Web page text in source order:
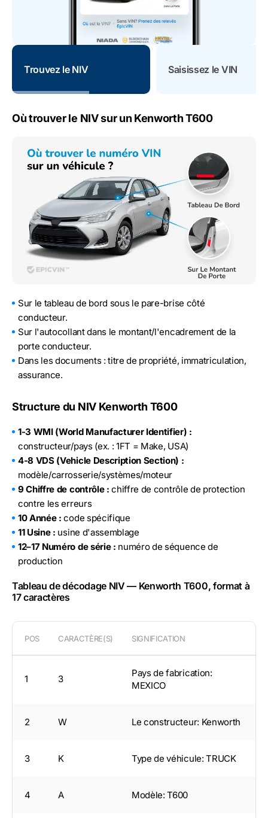
Trouvez le NIV Saisissez le VIN
Où trouver le NIV sur un Kenworth T600
Sur le tableau de bord sous le pare-brise côté
conducteur.
Sur l'autocollant dans le montant/l'encadrement de la
porte conducteur.
Dans les documents : titre de propriété, immatriculation,
assurance.
Structure du NIV Kenworth T600
1-3 WMI (World Manufacturer Identifier) :
constructeur/pays (ex. : 1FT = Make, USA)
4-8 VDS (Vehicle Description Section) :
modèle/carrosserie/systèmes/moteur
9 Chiffre de contrôle : chiffre de contrôle de protection
contre les erreurs
10 Année : code spécifique
11 Usine : usine d'assemblage
12–17 Numéro de série : numéro de séquence de
production
Tableau de décodage NIV — Kenworth T600, format à
17 caractères
POS CARACTÈRE(S) SIGNIFICATION
1 3
Pays de fabrication:
MEXICO
2 W Le constructeur: Kenworth
3 K Type de véhicule: TRUCK
4 A Modèle: T600